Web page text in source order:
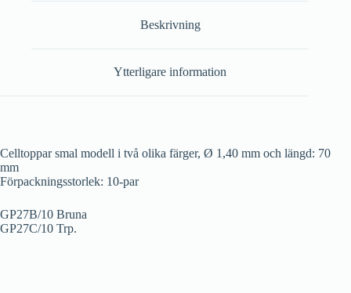
Beskrivning
Ytterligare information
Celltoppar smal modell i två olika färger, Ø 1,40 mm och längd: 70
mm
Förpackningsstorlek: 10-par
GP27B/10 Bruna
GP27C/10 Trp.